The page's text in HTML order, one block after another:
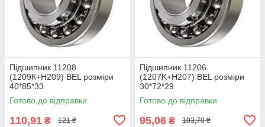
Підшипник 11208
(1209К+Н209) BEL розміри
40*85*33
Готово до відправки
110,91 ₴ 121 ₴
Підшипник 11206
(1207K+H207) BEL розміри
30*72*29
Готово до відправки
95,06 ₴ 103,70 ₴